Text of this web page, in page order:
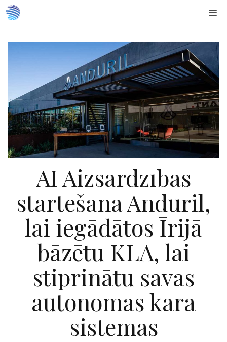
Doties
uz
AI Aizsardzības
startēšana Anduril,
lai iegādātos Īrijā
bāzētu KLA, lai
stiprinātu savas
autonomās kara
sistēmas